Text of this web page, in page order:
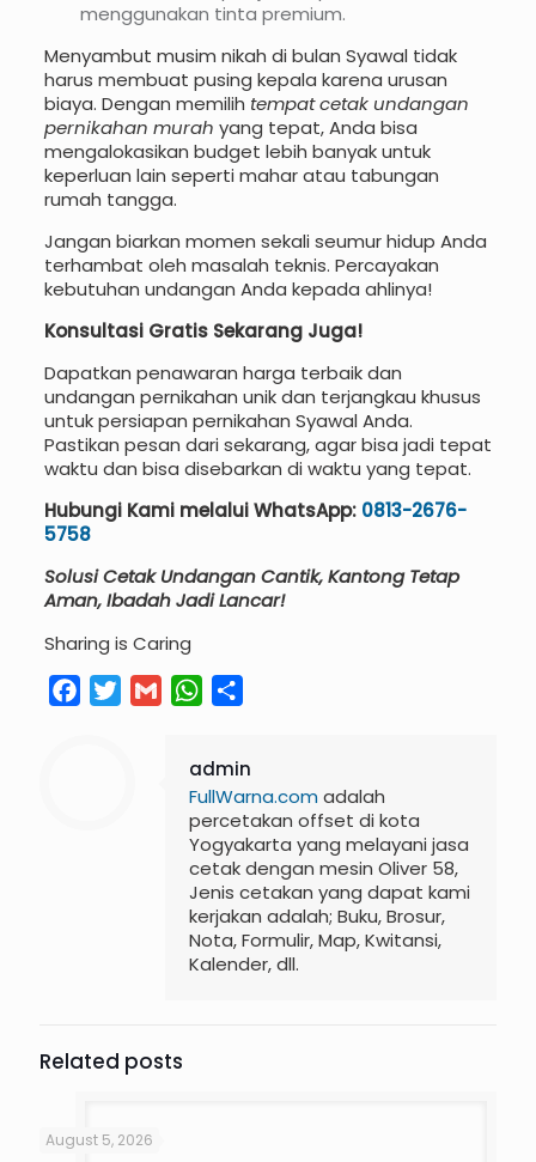
menggunakan tinta premium.
Menyambut musim nikah di bulan Syawal tidak
harus membuat pusing kepala karena urusan
biaya. Dengan memilih tempat cetak undangan
pernikahan murah yang tepat, Anda bisa
mengalokasikan budget lebih banyak untuk
keperluan lain seperti mahar atau tabungan
rumah tangga.
Jangan biarkan momen sekali seumur hidup Anda
terhambat oleh masalah teknis. Percayakan
kebutuhan undangan Anda kepada ahlinya!
Konsultasi Gratis Sekarang Juga!
Dapatkan penawaran harga terbaik dan
undangan pernikahan unik dan terjangkau khusus
untuk persiapan pernikahan Syawal Anda.
Pastikan pesan dari sekarang, agar bisa jadi tepat
waktu dan bisa disebarkan di waktu yang tepat.
Hubungi Kami melalui WhatsApp: 0813-2676-
5758
Solusi Cetak Undangan Cantik, Kantong Tetap
Aman, Ibadah Jadi Lancar!
Sharing is Caring
FacebookTwitterGmail WhatsApp
admin
FullWarna.comadalah
percetakan offset di kota
Yogyakarta yang melayani jasa
cetak dengan mesin Oliver 58,
Jenis cetakan yang dapat kami
kerjakan adalah; Buku, Brosur,
Nota, Formulir, Map, Kwitansi,
Kalender, dll.
Related posts
August 5, 2026